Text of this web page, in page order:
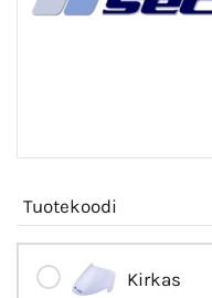
Tuotekoodi
Kirkas